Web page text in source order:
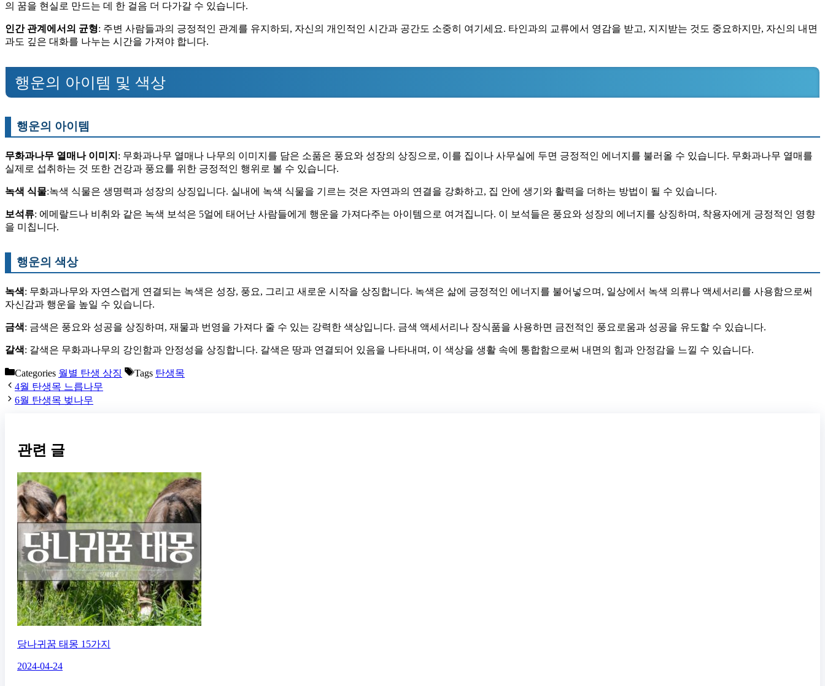
의 꿈을 현실로 만드는 데 한 걸음 더 다가갈 수 있습니다.
인간 관계에서의 균형: 주변 사람들과의 긍정적인 관계를 유지하되, 자신의 개인적인 시간과 공간도 소중히 여기세요. 타인과의 교류에서 영감을 받고, 지지받는 것도 중요하지만, 자신의 내면
과도 깊은 대화를 나누는 시간을 가져야 합니다.
행운의 아이템 및 색상
행운의 아이템
무화과나무 열매나 이미지 : 무화과나무 열매나 나무의 이미지를 담은 소품은 풍요와 성장의 상징으로, 이를 집이나 사무실에 두면 긍정적인 에너지를 불러올 수 있습니다. 무화과나무 열매를
실제로 섭취하는 것 또한 건강과 풍요를 위한 긍정적인 행위로 볼 수 있습니다.
녹색 식물:녹색 식물은 생명력과 성장의 상징입니다. 실내에 녹색 식물을 기르는 것은 자연과의 연결을 강화하고, 집 안에 생기와 활력을 더하는 방법이 될 수 있습니다.
보석류: 에메랄드나 비취와 같은 녹색 보석은 5얼에 태어난 사람들에게 행운을 가져다주는 아이템으로 여겨집니다. 이 보석들은 풍요와 성장의 에너지를 상징하며, 착용자에게 긍정적인 영향
을 미칩니다.
행운의 색상
녹색: 무화과나무와 자연스럽게 연결되는 녹색은 성장, 풍요, 그리고 새로운 시작을 상징합니다. 녹색은 삶에 긍정적인 에너지를 불어넣으며, 일상에서 녹색 의류나 액세서리를 사용함으로써
자신감과 행운을 높일 수 있습니다.
금색: 금색은 풍요와 성공을 상징하며, 재물과 번영을 가져다 줄 수 있는 강력한 색상입니다. 금색 액세서리나 장식품을 사용하면 금전적인 풍요로움과 성공을 유도할 수 있습니다.
갈색: 갈색은 무화과나무의 강인함과 안정성을 상징합니다. 갈색은 땅과 연결되어 있음을 나타내며, 이 색상을 생활 속에 통합함으로써 내면의 힘과 안정감을 느낄 수 있습니다.
Categories 월별 탄생 상징 Tags 탄생목
4월 탄생목 느릅나무
6월 탄생목 벚나무
관련 글
당나귀꿈 태몽 15가지
2024-04-24